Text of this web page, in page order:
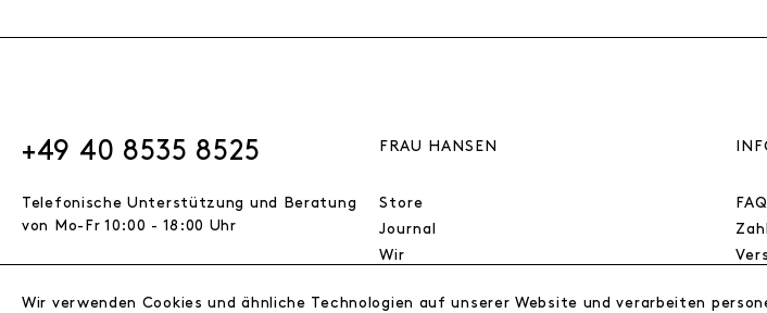
+49 40 8535 8525
Telefonische Unterstützung und Beratung
von Mo-Fr 10:00 - 18:00 Uhr
FRAU HANSEN
Store
Journal
Wir
Wholesale
FAQ
Wir verwenden Cookies und ähnliche Technologien auf unserer Website und verarbeiten